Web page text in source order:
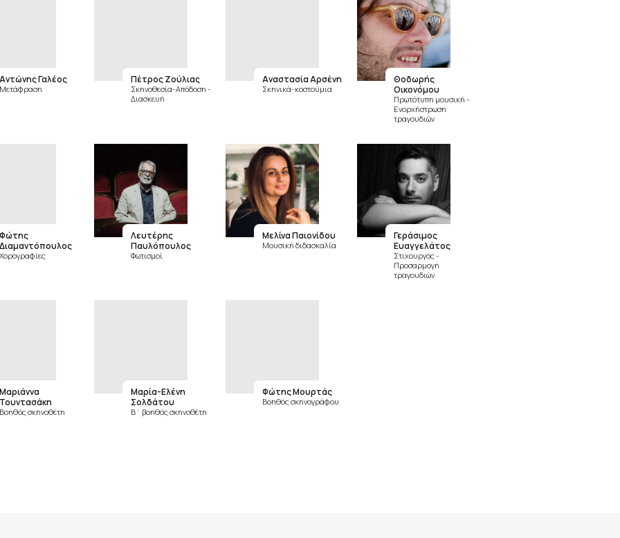
Γαλέος Πέτρος Ζούλιας
Σκηνοθεσία-Απόδοση -
Διασκευή
Αναστασία Αρσένη
Σκηνικά-κοστούμια
Θοδωρής
Οικονόμου
Πρωτότυπη μουσική -
Ενορχήστρωση
τραγουδιών
Λευτέρης
Παυλόπουλος
Φωτισμοί
Μελίνα Παιονίδου
Μουσική διδασκαλία
Γεράσιμος
Ευαγγελάτος
Στιχουργός -
Προσαρμογή
τραγουδιών
σκηνοθέτη
Μαρία-Ελένη
Σολδάτου
Β΄ βοηθός σκηνοθέτη
Φώτης Μουρτάς
Βοηθός σκηνογράφου